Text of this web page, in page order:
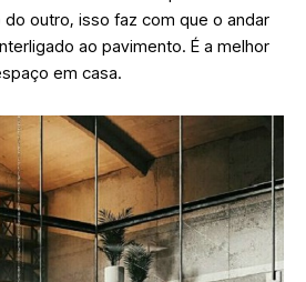
outro, isso faz com que o andar
ao pavimento. É a melhor
em casa.